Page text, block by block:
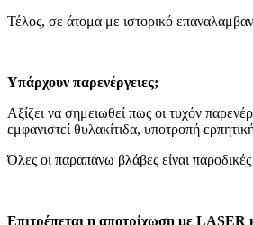
Τέλος, σε άτομα με ιστορικό
Υπάρχουν παρενέργειες;
Αξίζει να σημειωθεί πως οι τυχόν
εμφανιστεί θυλακίτιδα, υποτροπή
Όλες οι παραπάνω βλάβες είναι
Επιτρέπεται η αποτρίχωση με LASER